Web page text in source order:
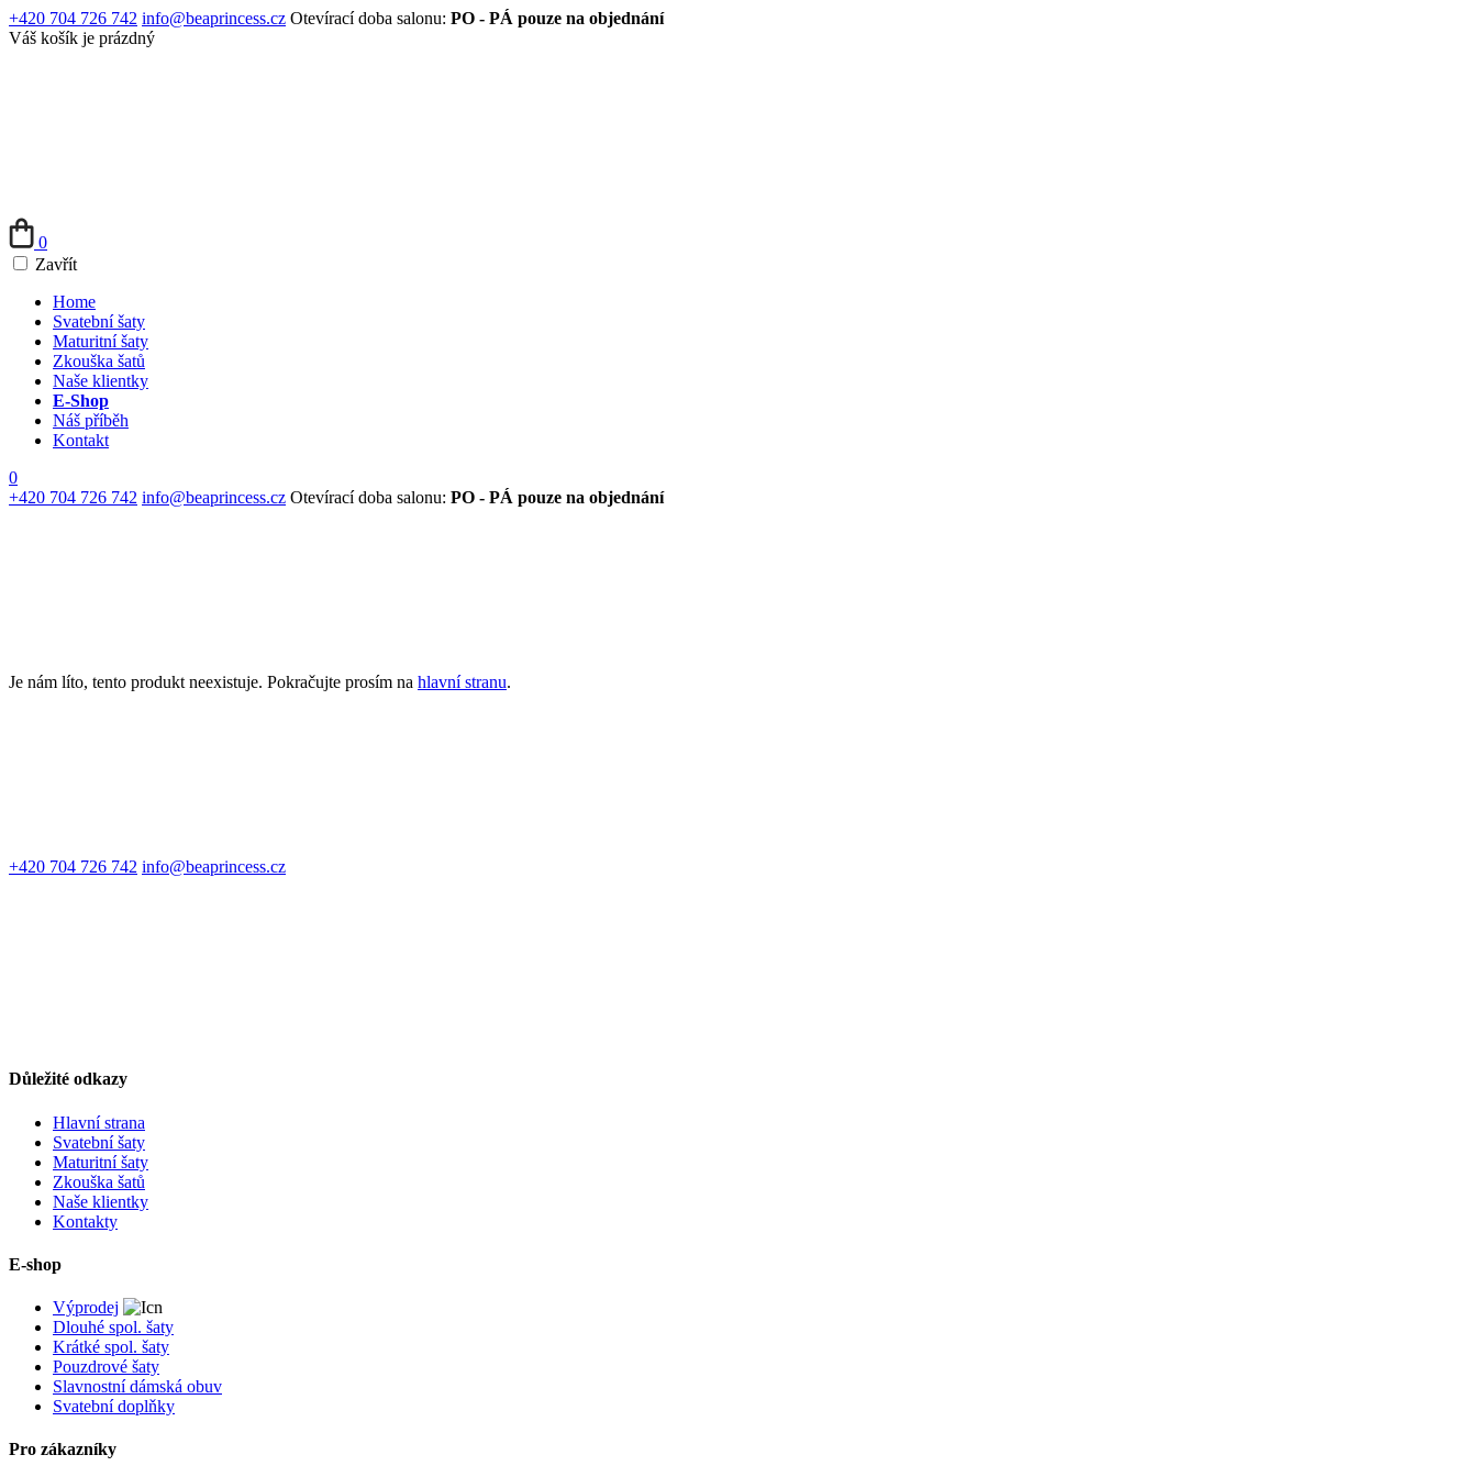
+420 704 726 742 info@beaprincess.cz Otevírací doba salonu: PO - PÁ pouze na objednání
Váš košík je prázdný
0
Zavřít
Home
Svatební šaty
Maturitní šaty
Zkouška šatů
Naše klientky
E-Shop
Náš příběh
Kontakt
0
+420 704 726 742 info@beaprincess.cz Otevírací doba salonu: PO - PÁ pouze na objednání
Je nám líto, tento produkt neexistuje. Pokračujte prosím na hlavní stranu.
+420 704 726 742 info@beaprincess.cz
Důležité odkazy
Hlavní strana
Svatební šaty
Maturitní šaty
Zkouška šatů
Naše klientky
Kontakty
E-shop
Výprodej
Dlouhé spol. šaty
Krátké spol. šaty
Pouzdrové šaty
Slavnostní dámská obuv
Svatební doplňky
Pro zákazníky